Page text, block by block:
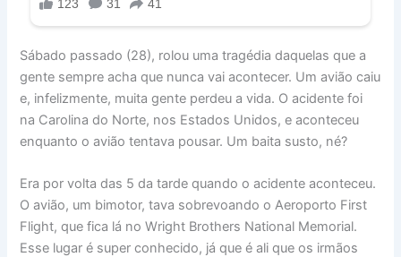
Sábado passado (28), rolou uma tragédia daquelas que a
gente sempre acha que nunca vai acontecer. Um avião caiu
e, infelizmente, muita gente perdeu a vida. O acidente foi
na Carolina do Norte, nos Estados Unidos, e aconteceu
enquanto o avião tentava pousar. Um baita susto, né?
Era por volta das 5 da tarde quando o acidente aconteceu.
O avião, um bimotor, tava sobrevoando o Aeroporto First
Flight, que fica lá no Wright Brothers National Memorial.
Esse lugar é super conhecido, já que é ali que os irmãos